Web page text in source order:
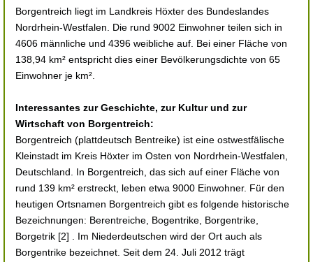
Borgentreich liegt im Landkreis Höxter des Bundeslandes
Nordrhein-Westfalen. Die rund 9002 Einwohner teilen sich in
4606 männliche und 4396 weibliche auf. Bei einer Fläche von
138,94 km² entspricht dies einer Bevölkerungsdichte von 65
Einwohner je km².
Interessantes zur Geschichte, zur Kultur und zur
Wirtschaft von Borgentreich:
Borgentreich (plattdeutsch Bentreike) ist eine ostwestfälische
Kleinstadt im Kreis Höxter im Osten von Nordrhein-Westfalen,
Deutschland. In Borgentreich, das sich auf einer Fläche von
rund 139 km² erstreckt, leben etwa 9000 Einwohner. Für den
heutigen Ortsnamen Borgentreich gibt es folgende historische
Bezeichnungen: Berentreiche, Bogentrike, Borgentrike,
Borgetrik [2] . Im Niederdeutschen wird der Ort auch als
Borgentrike bezeichnet. Seit dem 24. Juli 2012 trägt